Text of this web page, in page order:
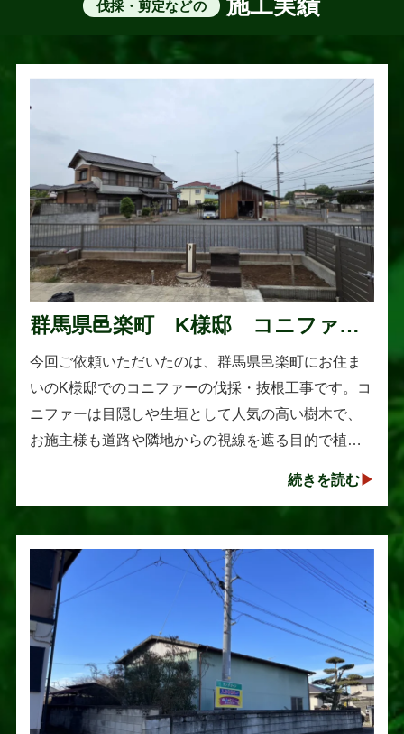
伐採・剪定などの 施工実績
群馬県邑楽町 K様邸 コニファー
伐採・抜根工事
今回ご依頼いただいたのは、群馬県邑楽町にお住ま
いのK様邸でのコニファーの伐採・抜根工事です。コ
ニファーは目隠しや生垣として人気の高い樹木で、
お施主様も道路や隣地からの視線を遮る目的で植え
続きを読む